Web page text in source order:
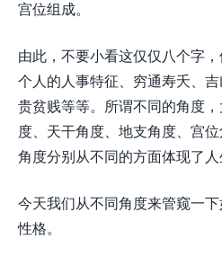
宫位组成。
由此，不要小看这仅仅八个字
个人的人事特征、穷通寿夭、
贵贫贱等等。所谓不同的角度
度、天干角度、地支角度、宫
角度分别从不同的方面体现了人
今天我们从不同角度来管窥一
性格。